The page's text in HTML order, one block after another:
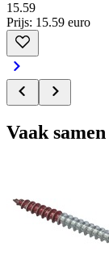
15.59
Prijs: 15.59 euro
Vaak